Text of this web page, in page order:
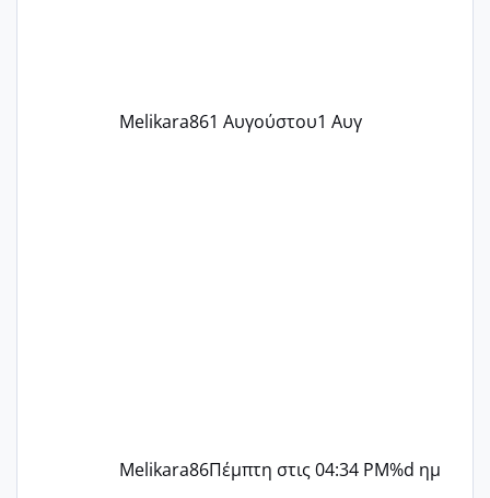
Melikara861 Αυγούστου1 Αυγ
Melikara86Πέμπτη στις 04:34 PM%d ημ